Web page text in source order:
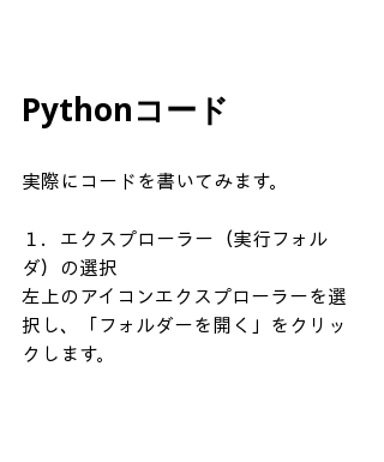
Pythonコード
実際にコードを書いてみます。
１．エクスプローラー（実行フォル
ダ）の選択
左上のアイコンエクスプローラーを選
択し、「フォルダーを開く」をクリッ
クします。